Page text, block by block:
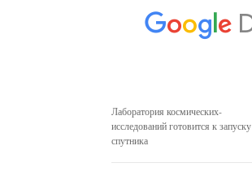
Лаборатория космических-
исследований готовится к запуску
спутника